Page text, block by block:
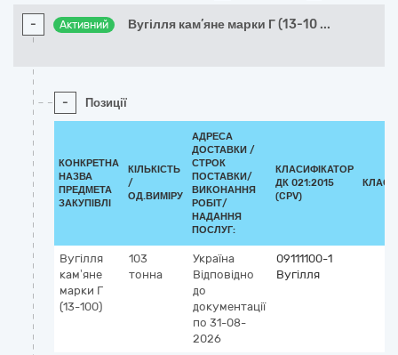
- Активний Вугілля кам’яне марки Г (13-10 ...
- Позиції
КОНКРЕТНА
НАЗВА
ПРЕДМЕТА
ЗАКУПІВЛІ
КІЛЬКІСТЬ
/
ОД.ВИМІРУ
АДРЕСА
ДОСТАВКИ /
СТРОК
ПОСТАВКИ/
ВИКОНАННЯ
РОБІТ/
НАДАННЯ
ПОСЛУГ:
КЛАСИФІКАТОР
ДК 021:2015
(CPV)
Вугілля
кам’яне
марки Г
(13-100)
103
тонна
Україна
Відповідно
до
документації
по 31-08-
2026
09111100-1
Вугілля